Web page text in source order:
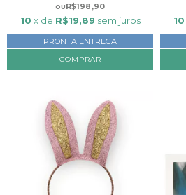
R$198,90
10 x de R$19,89 sem juros
PRONTA ENTREGA
COMPRAR
10